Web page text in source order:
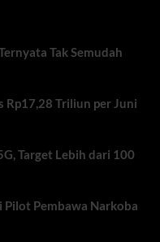
Tak Semudah
Rp17,28 Triliun per Juni
Target Lebih dari 100
Pembawa Narkoba